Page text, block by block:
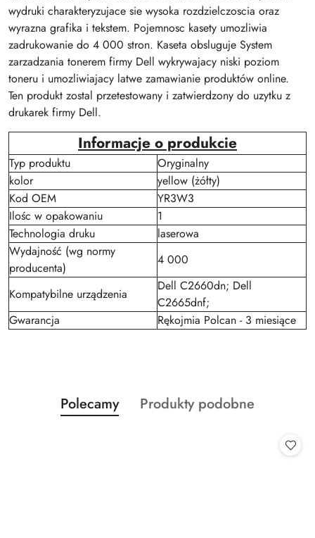
wydruki charakteryzujace sie wysoka rozdzielczoscia oraz
wyrazna grafika i tekstem. Pojemnosc kasety umozliwia
zadrukowanie do 4 000 stron. Kaseta obsluguje System
zarzadzania tonerem firmy Dell wykrywajacy niski poziom
toneru i umozliwiajacy latwe zamawianie produktów online.
Ten produkt zostal przetestowany i zatwierdzony do uzytku z
drukarek firmy Dell.
Informacje o produkcie
Typ produktu
Oryginalny
kolor
yellow (żółty)
Kod OEM
YR3W3
Ilośc w opakowaniu
1
Technologia druku
laserowa
Wydajność (wg normy
producenta)
4 000
Kompatybilne urządzenia
Dell C2660dn; Dell
C2665dnf;
Gwarancja
Rękojmia Polcan - 3 miesiące
Pomiń karuzelę produktów
Produkty
o
Polecamy
Produkty
Produkty podobne